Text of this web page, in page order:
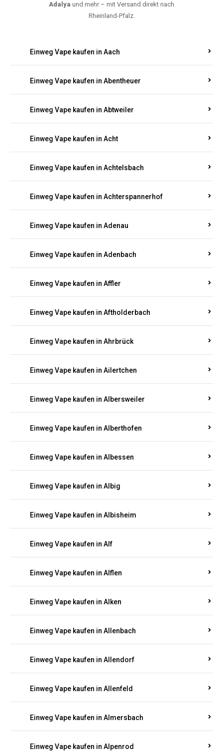
Adalya und mehr – mit Versand direkt nach
Rheinland-Pfalz.
Einweg Vape kaufen in Aach
Einweg Vape kaufen in Abentheuer
Einweg Vape kaufen in Abtweiler
Einweg Vape kaufen in Acht
Einweg Vape kaufen in Achtelsbach
Einweg Vape kaufen in Achterspannerhof
Einweg Vape kaufen in Adenau
Einweg Vape kaufen in Adenbach
Einweg Vape kaufen in Affler
Einweg Vape kaufen in Aftholderbach
Einweg Vape kaufen in Ahrbrück
Einweg Vape kaufen in Ailertchen
Einweg Vape kaufen in Albersweiler
Einweg Vape kaufen in Alberthofen
Einweg Vape kaufen in Albessen
Einweg Vape kaufen in Albig
Einweg Vape kaufen in Albisheim
Einweg Vape kaufen in Alf
Einweg Vape kaufen in Alflen
Einweg Vape kaufen in Alken
Einweg Vape kaufen in Allenbach
Einweg Vape kaufen in Allendorf
Einweg Vape kaufen in Allenfeld
Einweg Vape kaufen in Almersbach
Einweg Vape kaufen in Alpenrod